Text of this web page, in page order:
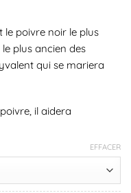
le poivre noir le plus
plus ancien des
qui se mariera
il aidera
EFFACER